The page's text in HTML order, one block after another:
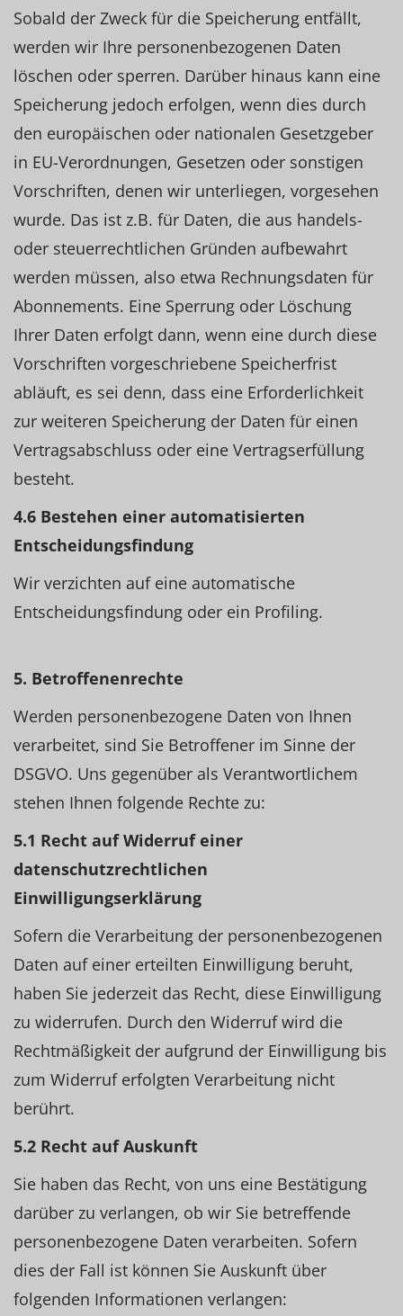
Sobald der Zweck für die Speicherung entfällt,
werden wir Ihre personenbezogenen Daten
löschen oder sperren. Darüber hinaus kann eine
Speicherung jedoch erfolgen, wenn dies durch
den europäischen oder nationalen Gesetzgeber
in EU-Verordnungen, Gesetzen oder sonstigen
Vorschriften, denen wir unterliegen, vorgesehen
wurde. Das ist z.B. für Daten, die aus handels-
oder steuerrechtlichen Gründen aufbewahrt
werden müssen, also etwa Rechnungsdaten für
Abonnements. Eine Sperrung oder Löschung
Ihrer Daten erfolgt dann, wenn eine durch diese
Vorschriften vorgeschriebene Speicherfrist
abläuft, es sei denn, dass eine Erforderlichkeit
zur weiteren Speicherung der Daten für einen
Vertragsabschluss oder eine Vertragserfüllung
besteht.
4.6 Bestehen einer automatisierten
Entscheidungsfindung
Wir verzichten auf eine automatische
Entscheidungsfindung oder ein Profiling.
5. Betroffenenrechte
Werden personenbezogene Daten von Ihnen
verarbeitet, sind Sie Betroffener im Sinne der
DSGVO. Uns gegenüber als Verantwortlichem
stehen Ihnen folgende Rechte zu:
5.1 Recht auf Widerruf einer
datenschutzrechtlichen
Einwilligungserklärung
Sofern die Verarbeitung der personenbezogenen
Daten auf einer erteilten Einwilligung beruht,
haben Sie jederzeit das Recht, diese Einwilligung
zu widerrufen. Durch den Widerruf wird die
Rechtmäßigkeit der aufgrund der Einwilligung bis
zum Widerruf erfolgten Verarbeitung nicht
berührt.
5.2 Recht auf Auskunft
Sie haben das Recht, von uns eine Bestätigung
darüber zu verlangen, ob wir Sie betreffende
personenbezogene Daten verarbeiten. Sofern
dies der Fall ist können Sie Auskunft über
folgenden Informationen verlangen: